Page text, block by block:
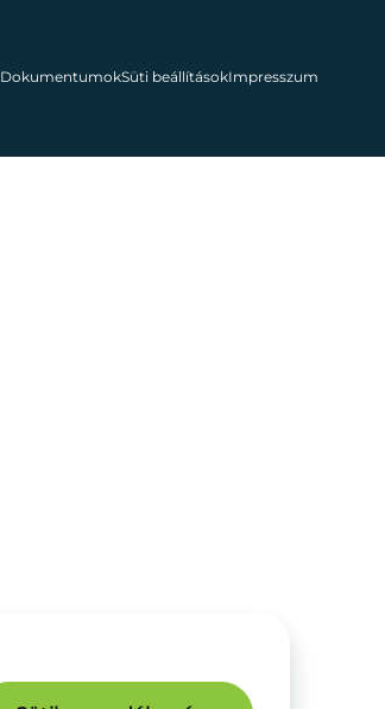
DokumentumokSüti beállításokImpresszum